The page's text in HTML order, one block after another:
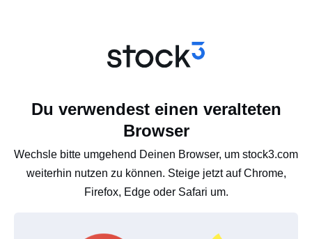
Du verwendest einen veralteten
Browser
Wechsle bitte umgehend Deinen Browser, um stock3.com
weiterhin nutzen zu können. Steige jetzt auf Chrome,
Firefox, Edge oder Safari um.